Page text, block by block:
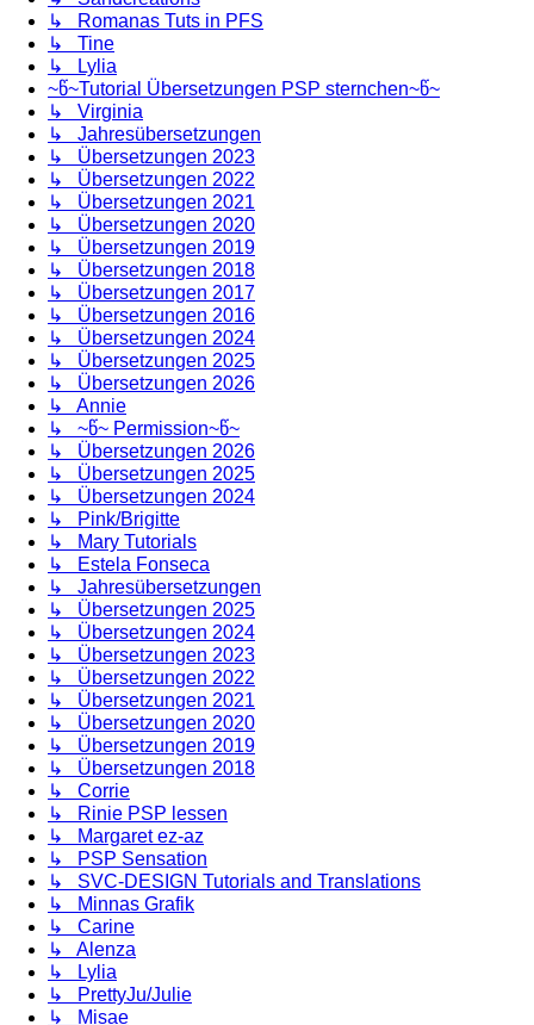
↳ Romanas Tuts in PFS
↳ Tine
↳ Lylia
~წ~Tutorial Übersetzungen PSP sternchen~წ~
↳ Virginia
↳ Jahresübersetzungen
↳ Übersetzungen 2023
↳ Übersetzungen 2022
↳ Übersetzungen 2021
↳ Übersetzungen 2020
↳ Übersetzungen 2019
↳ Übersetzungen 2018
↳ Übersetzungen 2017
↳ Übersetzungen 2016
↳ Übersetzungen 2024
↳ Übersetzungen 2025
↳ Übersetzungen 2026
↳ Annie
↳ ~წ~ Permission~წ~
↳ Übersetzungen 2026
↳ Übersetzungen 2025
↳ Übersetzungen 2024
↳ Pink/Brigitte
↳ Mary Tutorials
↳ Estela Fonseca
↳ Jahresübersetzungen
↳ Übersetzungen 2025
↳ Übersetzungen 2024
↳ Übersetzungen 2023
↳ Übersetzungen 2022
↳ Übersetzungen 2021
↳ Übersetzungen 2020
↳ Übersetzungen 2019
↳ Übersetzungen 2018
↳ Corrie
↳ Rinie PSP lessen
↳ Margaret ez-az
↳ PSP Sensation
↳ SVC-DESIGN Tutorials and Translations
↳ Minnas Grafik
↳ Carine
↳ Alenza
↳ Lylia
↳ PrettyJu/Julie
↳ Misae